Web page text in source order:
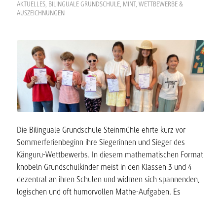
AKTUELLES, BILINGUALE GRUNDSCHULE, MINT, WETTBEWERBE &
AUSZEICHNUNGEN
Die Bilinguale Grundschule Steinmühle ehrte kurz vor
Sommerferienbeginn ihre Siegerinnen und Sieger des
Känguru-Wettbewerbs. In diesem mathematischen Format
knobeln Grundschulkinder meist in den Klassen 3 und 4
dezentral an ihren Schulen und widmen sich spannenden,
logischen und oft humorvollen Mathe-Aufgaben. Es